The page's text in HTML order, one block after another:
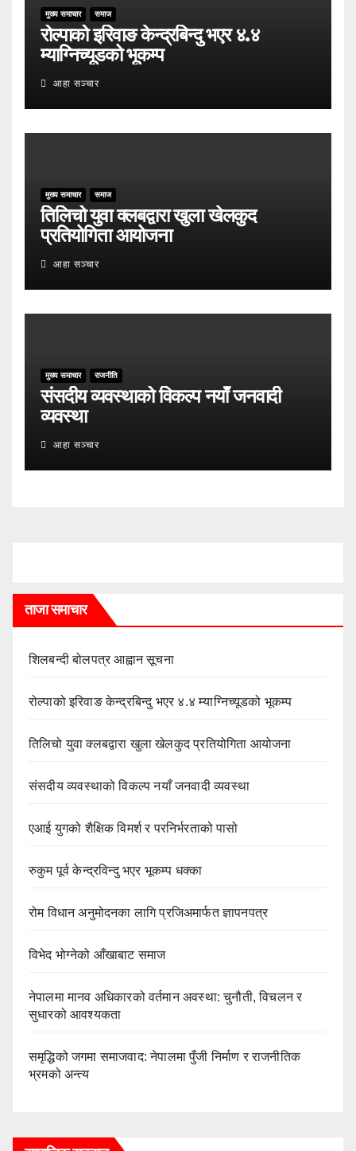
मुख्य समाचार समाज
रोल्पाको इरिवाङ केन्द्रबिन्दु भएर ४.४
म्याग्निच्यूडको भूकम्प
आहा सञ्चार
मुख्य समाचार समाज
तिलिचो युवा क्लबद्वारा खुला खेलकुद
प्रतियोगिता आयोजना
आहा सञ्चार
मुख्य समाचार राजनीति
संसदीय व्यवस्थाको विकल्प नयाँ जनवादी
व्यवस्था
आहा सञ्चार
ताजा समाचार
शिलबन्दी बोलपत्र आह्वान सूचना
रोल्पाको इरिवाङ केन्द्रबिन्दु भएर ४.४ म्याग्निच्यूडको भूकम्प
तिलिचो युवा क्लबद्वारा खुला खेलकुद प्रतियोगिता आयोजना
संसदीय व्यवस्थाको विकल्प नयाँ जनवादी व्यवस्था
एआई युगको शैक्षिक विमर्श र परनिर्भरताको पासो
रुकुम पूर्व केन्द्रविन्दु भएर भूकम्प धक्का
रोम विधान अनुमोदनका लागि प्रजिअमार्फत ज्ञापनपत्र
विभेद भोग्नेको आँखाबाट समाज
नेपालमा मानव अधिकारको वर्तमान अवस्था: चुनौती, विचलन र
सुधारको आवश्यकता
समृद्धिको जगमा समाजवाद: नेपालमा पुँजी निर्माण र राजनीतिक
भ्रमको अन्त्य